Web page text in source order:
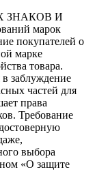
ЗНАКОВ И
марок
покупателей о
марке
товара.
заблуждение
частей для
права
Требование
выбора
«О защите